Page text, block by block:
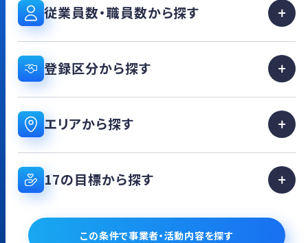
従業員数・職員数から探す
登録区分から探す
エリアから探す
17の目標から探す
この条件で事業者・活動内容を探す